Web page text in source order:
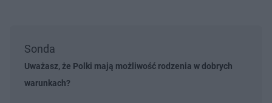
Sonda
Uważasz, że Polki mają możliwość rodzenia w dobrych
warunkach?